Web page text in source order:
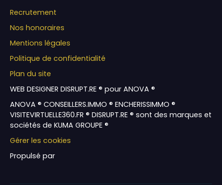
Recrutement
Nos honoraires
Mentions légales
Politique de confidentialité
Plan du site
WEB DESIGNER DISRUPT.RE ® pour ANOVA ®
ANOVA ® CONSEILLERS.IMMO ® ENCHERISSIMMO ®
VISITEVIRTUELLE360.FR ® DISRUPT.RE ® sont des marques et
sociétés de KUMA GROUPE ®
Gérer les cookies
Propulsé par